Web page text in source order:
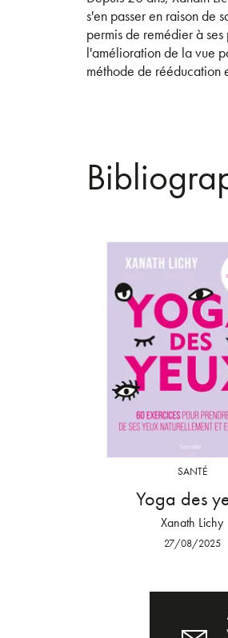
s'en passer en raison de
permis de remédier à
l'amélioration de la vue
méthode de rééducation
SANTÉ
Yoga des
Xanath Lichy
27/08/2025